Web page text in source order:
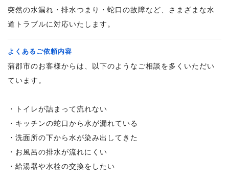
突然の水漏れ・排水つまり・蛇口の故障など、さまざまな水
道トラブルに対応いたします。
よくあるご依頼内容
蒲郡市のお客様からは、以下のようなご相談を多くいただい
ています。
・トイレが詰まって流れない
・キッチンの蛇口から水が漏れている
・洗面所の下から水が染み出してきた
・お風呂の排水が流れにくい
・給湯器や水栓の交換をしたい